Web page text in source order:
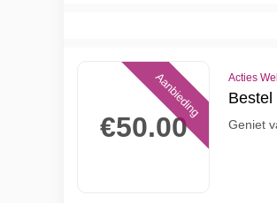
€50.00
Aanbieding Acties
Geniet